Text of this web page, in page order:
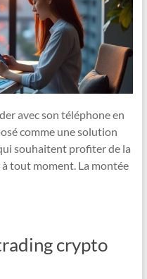
avec son téléphone en
comme une solution
souhaitent profiter de la
tout moment. La montée
crypto